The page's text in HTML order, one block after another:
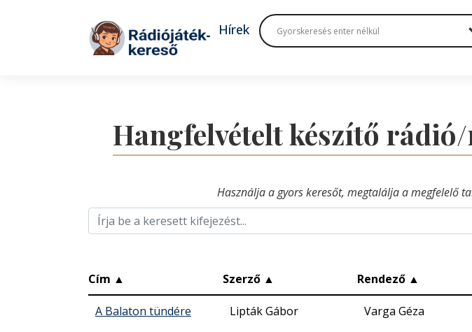
Tovább a tartalomhoz
Hírek
Hangfelvételt készítő
Használja a gyors keresőt, megtalálja a megfelelő
Cím ▲ Szerző ▲ Rendező ▲
A Balaton tündére Lipták Gábor Varga Géza